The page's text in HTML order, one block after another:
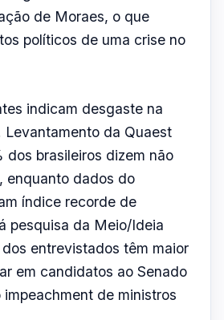
em candidatos ao Senado
de ministros
impactar diretamente o
e eleitoral, beneficiando
Flávio Bolsonaro e
mais o governo.
de Lula enfrenta
não demonstra disposição
cargo, e, embora a direção
tenha indicado que não há
sobre Moraes, integrantes